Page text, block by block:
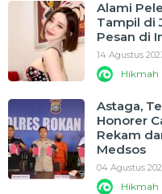
Alami
Tampil di
Pesan di
14 Agustus
Hikmah
Astaga,
Honorer
Rekam
Medsos
04 Agustus
Hikmah